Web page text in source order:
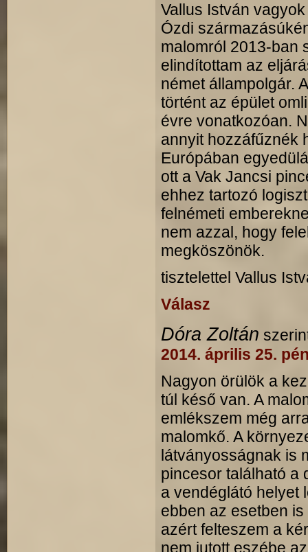
Vallus István
Ózdi
malomról 2013-ban
elindítottam az
német állampolgár.
történt az épület
évre vonatkozóan.
annyit hozzáfűznék
Európában
ott a Vak Jancsi
ehhez tartozó
felnémeti
nem azzal, hogy
megköszönök.
tisztelettel Vallus
Válasz
Dóra Zoltán
2014. április 25.
Nagyon örülök a
túl késő van. A
emlékszem még
malomkő. A
látványosságnak is
pincesor található a
a vendéglátó helyet
ebben az esetben
azért felteszem a
nem jutott eszébe